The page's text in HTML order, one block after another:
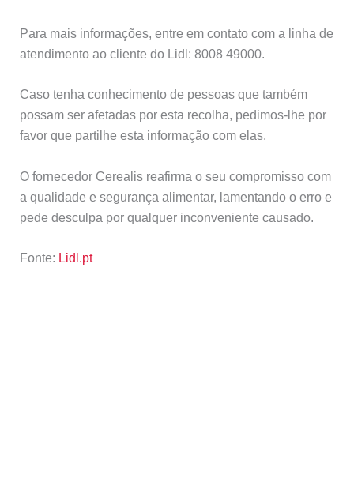
Para mais informações, entre em contato com a linha de
atendimento ao cliente do Lidl: 8008 49000.
Caso tenha conhecimento de pessoas que também
possam ser afetadas por esta recolha, pedimos-lhe por
favor que partilhe esta informação com elas.
O fornecedor Cerealis reafirma o seu compromisso com
a qualidade e segurança alimentar, lamentando o erro e
pede desculpa por qualquer inconveniente causado.
Fonte: Lidl.pt